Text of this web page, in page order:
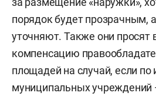
порядок будет прозрачным,
уточняют. Также они просят
компенсацию
площадей на случай, если по
муниципальных учреждений